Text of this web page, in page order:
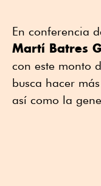
En conferencia
Martí Batres
con este monto
busca hacer
así como la